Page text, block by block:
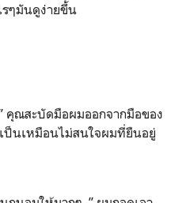
รๆมันดูง่ายขึ้น
ณสะบัดมือผมออกจากมือของ
ป็นเหมือนไม่สนใจผมที่ยืนอยู่